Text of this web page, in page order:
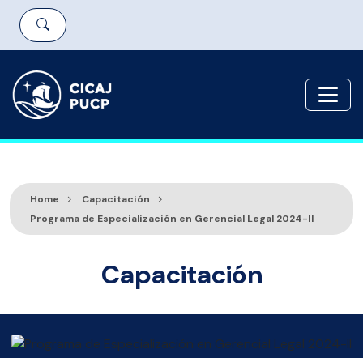
Home
Capacitación
Programa de Especialización en Gerencial Legal 2024-II
Capacitación